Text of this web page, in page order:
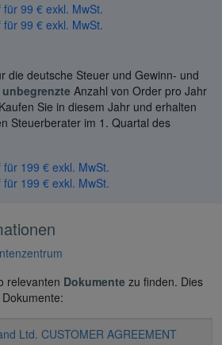
99 € exkl. MwSt.
99 € exkl. MwSt.
die deutsche Steuer und Gewinn- und
unbegrenzte Anzahl von Order pro Jahr
Sie in diesem Jahr und erhalten
Steuerberater im 1. Quartal des
199 € exkl. MwSt.
199 € exkl. MwSt.
relevanten Dokumente zu finden. Dies
Ltd. CUSTOMER AGREEMENT